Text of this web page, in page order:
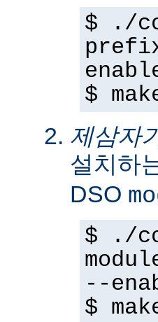
$ ./
$
제삼자
설치하
DSO
$ ./
--
$